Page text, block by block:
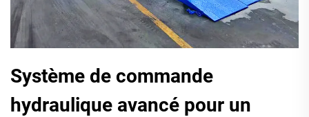
Système de commande
hydraulique avancé pour un